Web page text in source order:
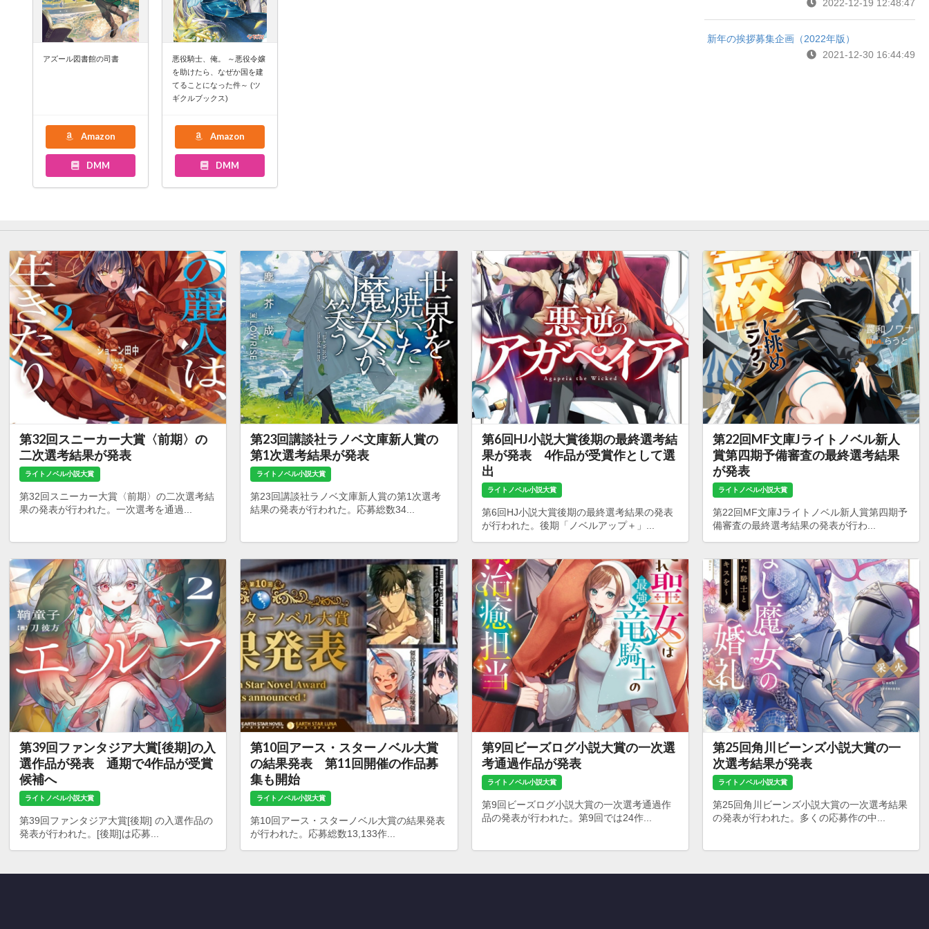
アズール図書館の司書
Amazon
DMM
悪役騎士、俺。 ～悪役令嬢
を助けたら、なぜか国を建
てることになった件～ (ツ
ギクルブックス)
Amazon
DMM
2022-12-19 12:48:47
新年の挨拶募集企画（2022年版）
2021-12-30 16:44:49
第32回スニーカー大賞〈前期〉の
二次選考結果が発表
ライトノベル小説大賞
第32回スニーカー大賞〈前期〉の二次選考結
果の発表が行われた。一次選考を通過...
第23回講談社ラノベ文庫新人賞の
第1次選考結果が発表
ライトノベル小説大賞
第23回講談社ラノベ文庫新人賞の第1次選考
結果の発表が行われた。応募総数34...
第6回HJ小説大賞後期の最終選考結
果が発表 4作品が受賞作として選
出
ライトノベル小説大賞
第6回HJ小説大賞後期の最終選考結果の発表
が行われた。後期「ノベルアップ＋」...
第22回MF文庫Jライトノベル新人
賞第四期予備審査の最終選考結果
が発表
ライトノベル小説大賞
第22回MF文庫Jライトノベル新人賞第四期予
備審査の最終選考結果の発表が行わ...
第39回ファンタジア大賞[後期]の入
選作品が発表 通期で4作品が受賞
候補へ
ライトノベル小説大賞
第39回ファンタジア大賞[後期] の入選作品の
発表が行われた。[後期]は応募...
第10回アース・スターノベル大賞
の結果発表 第11回開催の作品募
集も開始
ライトノベル小説大賞
第10回アース・スターノベル大賞の結果発表
が行われた。応募総数13,133作...
第9回ビーズログ小説大賞の一次選
考通過作品が発表
ライトノベル小説大賞
第9回ビーズログ小説大賞の一次選考通過作
品の発表が行われた。第9回では24作...
第25回角川ビーンズ小説大賞の一
次選考結果が発表
ライトノベル小説大賞
第25回角川ビーンズ小説大賞の一次選考結果
の発表が行われた。多くの応募作の中...